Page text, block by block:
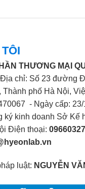
THƯƠNG MẠI
Địa chỉ: Số 23 đường
Thành phố Hà Nội,
- Ngày cấp:
ký kinh doanh Sở Kế
Điện thoại:
luật: NGUYỄN